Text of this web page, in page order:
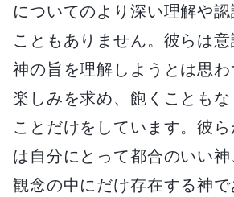
についてのより深い理解や
こともありません。彼らは
神の旨を理解しようとは思
楽しみを求め、飽くことも
ことだけをしています。彼
は自分にとって都合のいい
観念の中にだけ存在する神